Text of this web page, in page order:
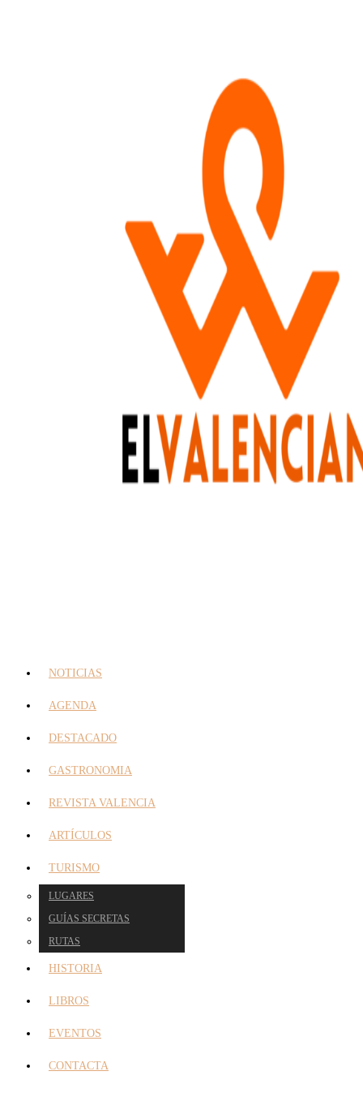
NOTICIAS
AGENDA
DESTACADO
GASTRONOMIA
REVISTA VALENCIA
ARTÍCULOS
TURISMO
LUGARES
GUÍAS SECRETAS
RUTAS
HISTORIA
LIBROS
EVENTOS
CONTACTA